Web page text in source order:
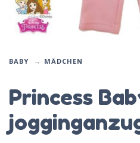
BABY MÄDCHEN
Princess